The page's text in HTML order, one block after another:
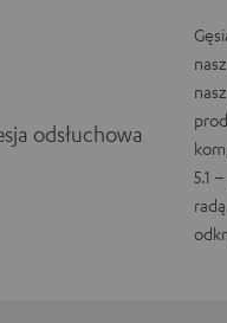
odsłuchowa
5.1